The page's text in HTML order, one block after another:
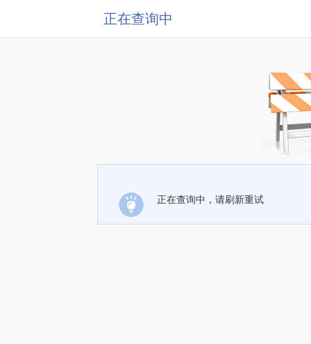
正在查询中
正在查询中，请刷新重试